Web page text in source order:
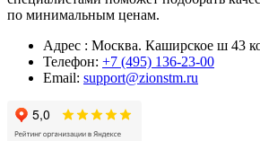
по минимальным ценам.
Адрес : Москва. Каширское ш 43
Телефон: +7 (495) 136-23-00
Email: support@zionstm.ru